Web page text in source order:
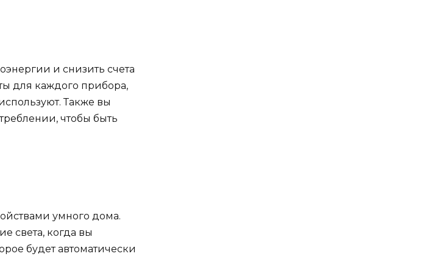
и снизить счета
для каждого прибора,
Также вы
чтобы быть
умного дома.
света, когда вы
будет автоматически